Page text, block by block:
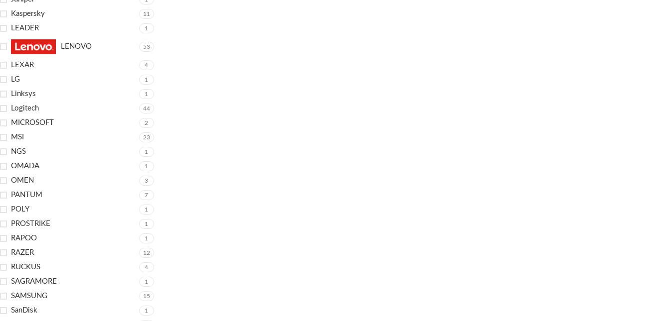
Kaspersky 11
LEADER 1
LENOVO 53
LEXAR 4
LG 1
Linksys 1
Logitech 44
MICROSOFT 2
MSI 23
NGS 1
OMADA 1
OMEN 3
PANTUM 7
POLY 1
PROSTRIKE 1
RAPOO 1
RAZER 12
RUCKUS 4
SAGRAMORE 1
SAMSUNG 15
SanDisk 1